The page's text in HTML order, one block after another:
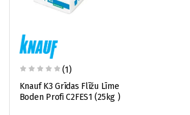
(1)
Knauf K3 Grīdas Flīžu Līme
Boden Profi C2FES1 (25kg )